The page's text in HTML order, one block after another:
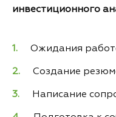
инвестиционного
Ожидания
Создание
Написание